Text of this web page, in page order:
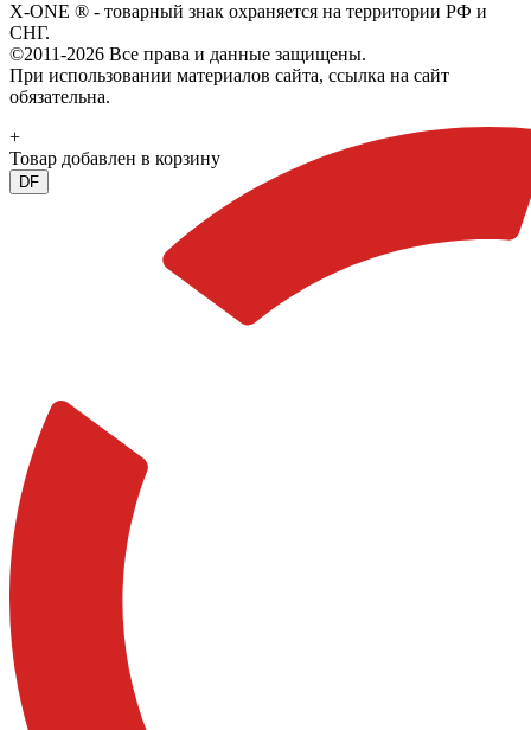
X-ONE ® - товарный знак охраняется на территории РФ и
СНГ.
©2011-2026 Все права и данные защищены.
При использовании материалов сайта, ссылка на сайт
обязательна.
+
Товар добавлен в корзину
DF